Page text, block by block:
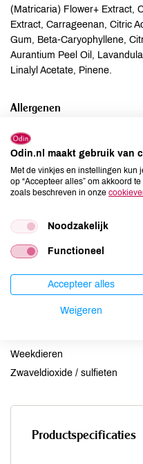
(Matricaria) Flower+ Extract,
Extract, Carrageenan, Citric
Gum, Beta-Caryophyllene,
Aurantium Peel Oil,
Linalyl Acetate, Pinene.
Allergenen
Aardnoten
Ei
Gluten
Lactose
Mosterd
Noten
Selderij
Sesam
Weekdieren
Zwaveldioxide / sulfieten
Productspecificaties
Odin.nl maakt gebruik van
Met de vinkjes en instellingen kun
op “Accepteer alles” om akkoord
zoals beschreven in onze
Noodzakelijk
Functioneel
Accepteer alles
Weigeren